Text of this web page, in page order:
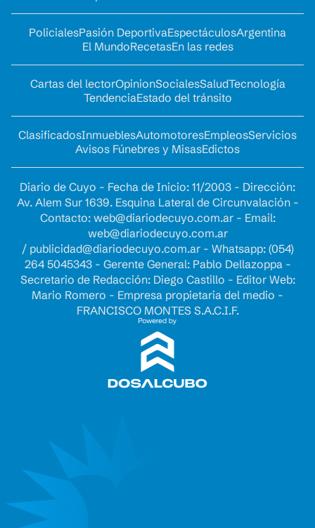
PolicialesPasión DeportivaEspectáculosArgentina
El MundoRecetasEn las redes
Cartas del lectorOpinionSocialesSaludTecnología
TendenciaEstado del tránsito
ClasificadosInmueblesAutomotoresEmpleosServicios
Avisos Fúnebres y MisasEdictos
Diario de Cuyo - Fecha de Inicio: 11/2003 - Dirección:
Av. Alem Sur 1639. Esquina Lateral de Circunvalación -
Contacto: web@diariodecuyo.com.ar- Email:
web@diariodecuyo.com.ar
/ publicidad@diariodecuyo.com.ar- Whatsapp: (054)
264 5045343 - Gerente General: Pablo Dellazoppa -
Secretario de Redacción: Diego Castillo - Editor Web:
Mario Romero - Empresa propietaria del medio -
FRANCISCO MONTES S.A.C.I.F.